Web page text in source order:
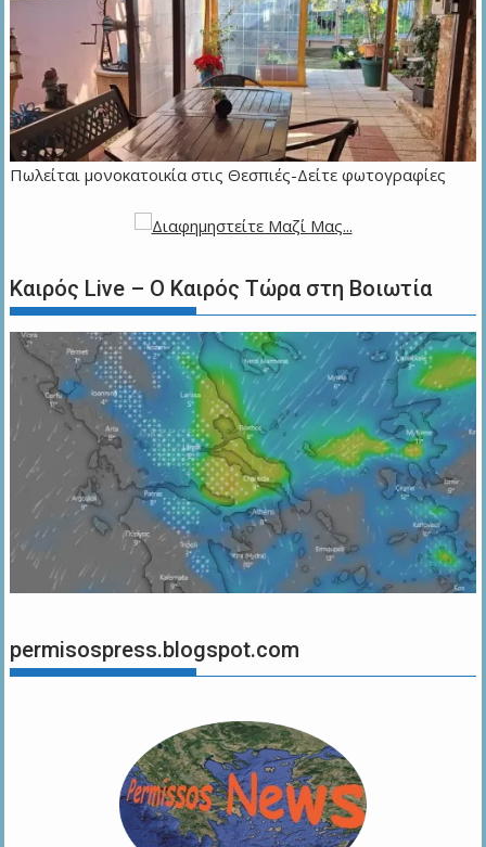
Πωλείται μονοκατοικία στις Θεσπιές-Δείτε φωτογραφίες
Καιρός Live – Ο Καιρός Τώρα στη Βοιωτία
permisospress.blogspot.com